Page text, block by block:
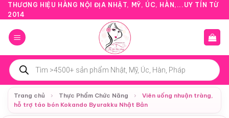
Bỏ
qua
nội
dung
THƯƠNG HIỆU HÀNG NỘI ĐỊA NHẬT, MỸ, ÚC, HÀN,...UY TÍN TỪ
2014
Tìm
kiếm
sản
phẩm
Trang chủ
› Thực Phẩm Chức Năng ›
Viên uống nhuận tràng,
hỗ trợ táo bón Kokando Byurakku Nhật Bản